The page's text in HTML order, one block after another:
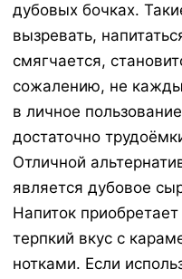
дубовых бочках.
вызревать,
смягчается,
сожалению, не
в личное
достаточно
Отличной
является дубовое
Напиток
терпкий вкус с
нотками. Если